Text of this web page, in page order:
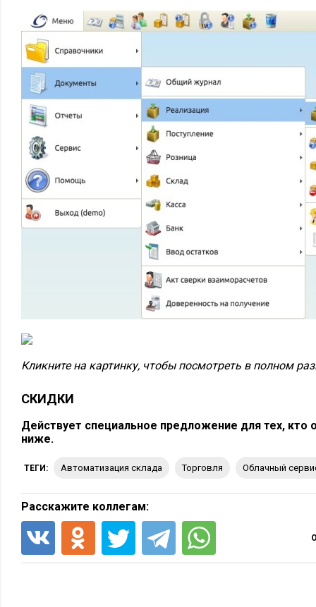
Кликните на картинку, чтобы посмотреть в полном
СКИДКИ
Действует специальное предложение для тех, кто
ниже.
ТЕГИ: Автоматизация склада торговля облачный
Расскажите коллегам: